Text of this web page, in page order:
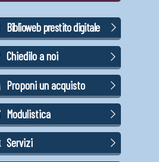
Biblioweb prestito digitale
Chiedilo a noi
Proponi un acquisto
Modulistica
Servizi